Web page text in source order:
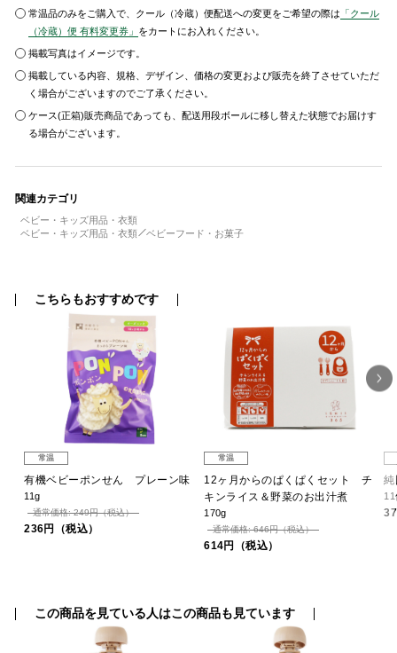
常温品のみをご購入で、クール（冷蔵）便配送への変更をご希望の際は 「クール
（冷蔵）便 有料変更券」 をカートにお入れください。
掲載写真はイメージです。
掲載している内容、規格、デザイン、価格の変更および販売を終了させていただ
く場合がございますのでご了承ください。
ケース(正箱)販売商品であっても、配送用段ボールに移し替えた状態でお届けす
る場合がございます。
関連カテゴリ
ベビー・キッズ用品・衣類
ベビー・キッズ用品・衣類
ベビーフード・お菓子
こちらもおすすめです
常温
有機ベビーポンせん プレーン味
11g
通常価格: 249円（税込）
236円（税込）
常温
12ヶ月からのぱくぱくセット チ
キンライス＆野菜のお出汁煮
170g
通常価格: 646円（税込）
614円（税込）
11
この商品を見ている人はこの商品も見ています